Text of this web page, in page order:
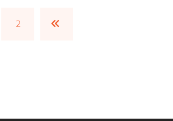
2